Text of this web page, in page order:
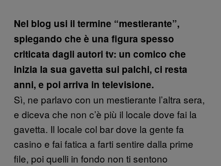
Nel blog usi il termine “mestierante”,
spiegando che è una figura spesso
criticata dagli autori tv: un comico che
inizia la sua gavetta sui palchi, ci resta
anni, e poi arriva in televisione.
Sì, ne parlavo con un mestierante l’altra sera,
e diceva che non c’è più il locale dove fai la
gavetta. Il locale col bar dove la gente fa
casino e fai fatica a farti sentire dalla prime
file, poi quelli in fondo non ti sentono